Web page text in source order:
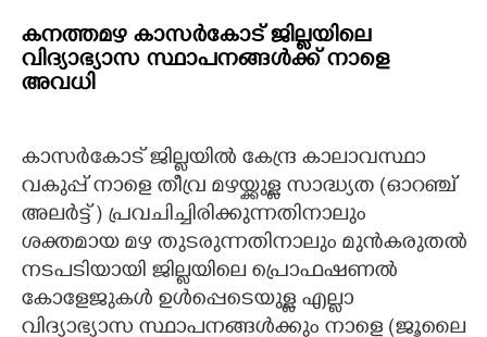
കനത്തമഴ കാസർകോട് ജില്ലയിലെ
വിദ്യാഭ്യാസ സ്ഥാപനങ്ങൾക്ക് നാളെ
അവധി
കാസർകോട് ജില്ലയിൽ കേന്ദ്ര കാലാവസ്ഥാ
വകുപ്പ് നാളെ തീവ്ര മഴയ്ക്കുള്ള സാദ്ധ്യത (ഓറഞ്ച്
അലർട്ട് ) പ്രവചിച്ചിരിക്കുന്നതിനാലും
ശക്തമായ മഴ തുടരുന്നതിനാലും മുൻകരുതൽ
നടപടിയായി ജില്ലയിലെ പ്രൊഫഷണൽ
കോളേജുകൾ ഉൾപ്പെടെയുള്ള എല്ലാ
വിദ്യാഭ്യാസ സ്ഥാപനങ്ങൾക്കും നാളെ (ജൂലൈ